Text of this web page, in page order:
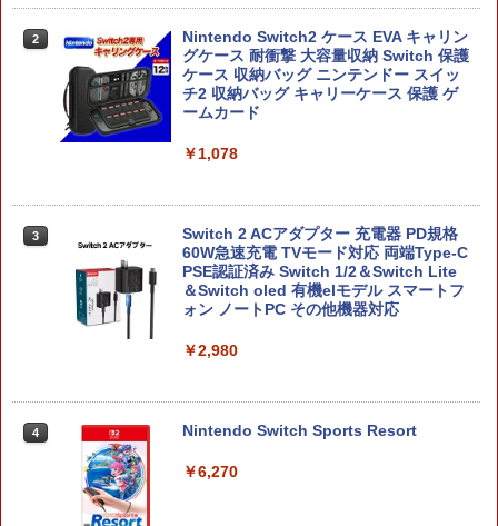
2
Nintendo Switch2 ケース EVA キャリン
グケース 耐衝撃 大容量収納 Switch 保護
ケース 収納バッグ ニンテンドー スイッ
チ2 収納バッグ キャリーケース 保護 ゲ
ームカード
￥1,078
3
Switch 2 ACアダプター 充電器 PD規格
60W急速充電 TVモード対応 両端Type-C
PSE認証済み Switch 1/2＆Switch Lite
＆Switch oled 有機elモデル スマートフ
ォン ノートPC その他機器対応
￥2,980
4 Nintendo Switch Sports Resort
￥6,270